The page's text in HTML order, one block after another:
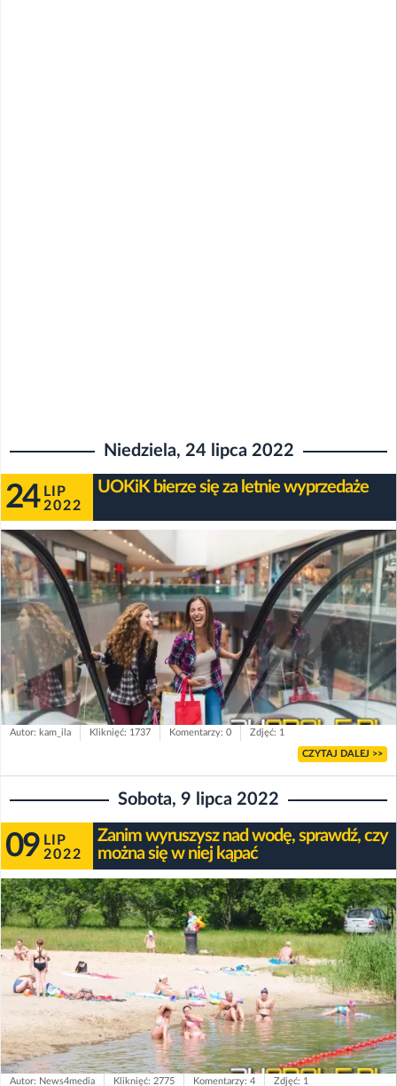
Niedziela, 24 lipca 2022
24 LIP
2022
UOKiK bierze się za letnie wyprzedaże
Autor: kam_ila Kliknięć: 1737 Komentarzy: 0 Zdjęć: 1
CZYTAJ DALEJ >>
Sobota, 9 lipca 2022
09 LIP
2022
Zanim wyruszysz nad wodę, sprawdź, czy
można się w niej kąpać
Autor: News4media Kliknięć: 2775 Komentarzy: 4 Zdjęć: 1